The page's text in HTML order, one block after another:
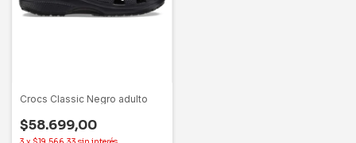
Crocs Classic Negro adulto
$58.699,00